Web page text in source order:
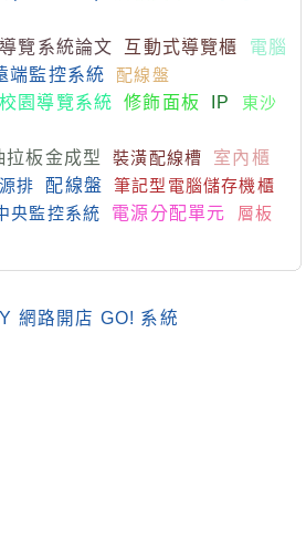
導覽系統論文 互動式導覽櫃
電腦
端監控系統
配線盤
校園導覽系統 修飾面板 IP
東沙
拉板金成型 裝潢配線槽
室內櫃
排 配線盤
筆記型電腦儲存機櫃
央監控系統 電源分配單元
層板
網路開店 GO! 系統